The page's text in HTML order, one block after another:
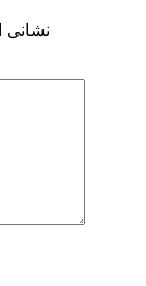
نشانی